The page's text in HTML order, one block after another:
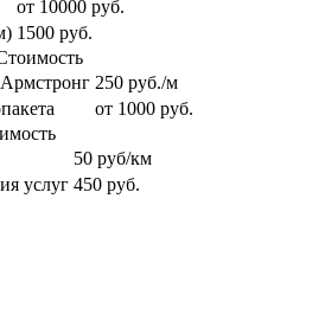
от 10000 руб.
1500 руб.
Армстронг 250 руб./м
от 1000 руб.
50 руб/км
услуг 450 руб.